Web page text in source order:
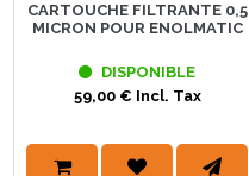
CARTOUCHE FILTRANTE 0,5
MICRON POUR ENOLMATIC
DISPONIBLE
59,00 € Incl. Tax